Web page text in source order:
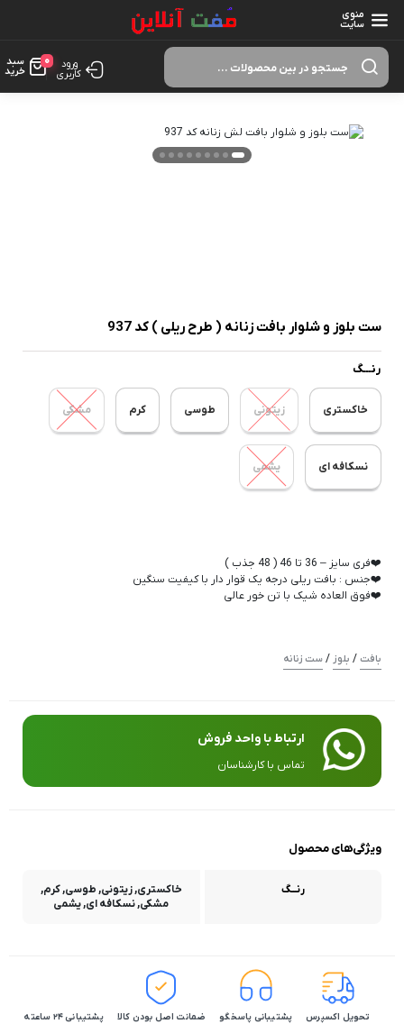
منوی
سایت
search ورود
کاربری
0 سبد
خرید
ست بلوز و شلوار بافت زنانه ( طرح ریلی ) کد 937
رنـــگ
خاکستری زیتونی طوسی کرم مشکی
نسکافه ای یشمی
❤️فری سایز – 36 تا 46 ( 48 جذب )
❤️جنس : بافت ریلی درجه یک قوار دار با کیفیت سنگین
❤️فوق العاده شیک با تن خور عالی
بافت / بلوز / ست زنانه
ارتباط با واحد فروش
تماس با کارشناسان
ویژگی‌های محصول
رنـــگ
خاکستری, زیتونی, طوسی, کرم,
مشکی, نسکافه ای, یشمی
تحویل اکسپرس پشتیبانی پاسخگو ضمانت اصل بودن کالا پشتیبانی 24 ساعته